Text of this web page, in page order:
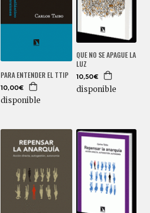
PARA ENTENDER EL TTIP
10,00€
disponible
QUE NO SE APAGUE LA
LUZ
10,50€
disponible